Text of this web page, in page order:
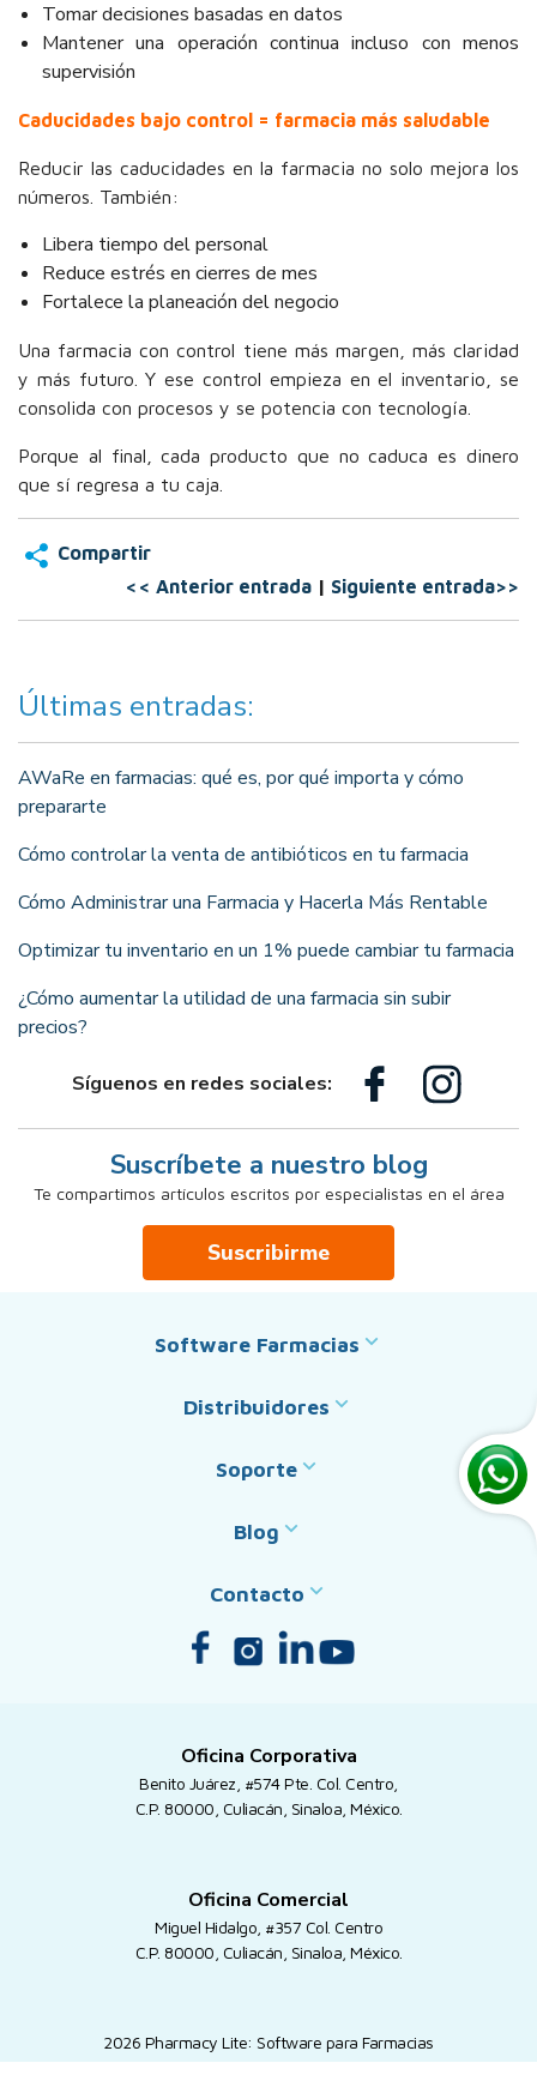
Tomar decisiones basadas en datos
Mantener una operación continua incluso con menos
supervisión
Caducidades bajo control = farmacia más saludable
Reducir las caducidades en la farmacia no solo mejora los
números. También:
Libera tiempo del personal
Reduce estrés en cierres de mes
Fortalece la planeación del negocio
Una farmacia con control tiene más margen, más claridad
y más futuro. Y ese control empieza en el inventario, se
consolida con procesos y se potencia con tecnología.
Porque al final, cada producto que no caduca es dinero
que sí regresa a tu caja.
Compartir
<< Anterior entrada | Siguiente entrada>>
Últimas entradas:
AWaRe en farmacias: qué es, por qué importa y cómo
prepararte
Cómo controlar la venta de antibióticos en tu farmacia
Cómo Administrar una Farmacia y Hacerla Más Rentable
Optimizar tu inventario en un 1% puede cambiar tu farmacia
¿Cómo aumentar la utilidad de una farmacia sin subir
precios?
Síguenos en redes sociales:
Suscríbete a nuestro blog
Te compartimos artículos escritos por especialistas en el área
Suscribirme
Software Farmacias
Distribuidores
Soporte
Blog
Contacto
Oficina Corporativa
Benito Juárez, #574 Pte. Col. Centro,
C.P. 80000, Culiacán, Sinaloa, México.
Oficina Comercial
Miguel Hidalgo, #357 Col. Centro
C.P. 80000, Culiacán, Sinaloa, México.
2026 Pharmacy Lite: Software para Farmacias